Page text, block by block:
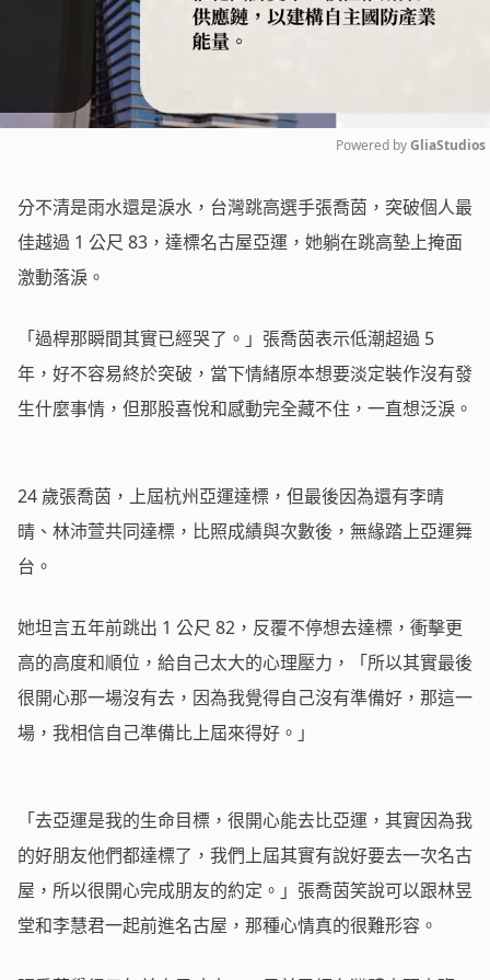
Powered by GliaStudios
分不清是雨水還是淚水，台灣跳高選手張喬茵，突破個人最
佳越過 1 公尺 83 ，達標名古屋亞運，她躺在跳高墊上掩面
激動落淚。
「過桿那瞬間其實已經哭了。」張喬茵表示低潮超過 5
年，好不容易終於突破，當下情緒原本想要淡定裝作沒有發
生什麼事情，但那股喜悅和感動完全藏不住，一直想泛淚。
24 歲張喬茵，上屆杭州亞運達標，但最後因為還有李晴
晴、林沛萱共同達標，比照成績與次數後，無緣踏上亞運舞
台。
她坦言五年前跳出 1 公尺 82 ，反覆不停想去達標，衝擊更
高的高度和順位，給自己太大的心理壓力，「所以其實最後
很開心那一場沒有去，因為我覺得自己沒有準備好，那這一
場，我相信自己準備比上屆來得好。」
「去亞運是我的生命目標，很開心能去比亞運，其實因為我
的好朋友他們都達標了，我們上屆其實有說好要去一次名古
屋，所以很開心完成朋友的約定。」張喬茵笑說可以跟林昱
堂和李慧君一起前進名古屋，那種心情真的很難形容。